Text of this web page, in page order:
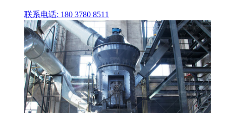
联系电话: 180 3780 8511